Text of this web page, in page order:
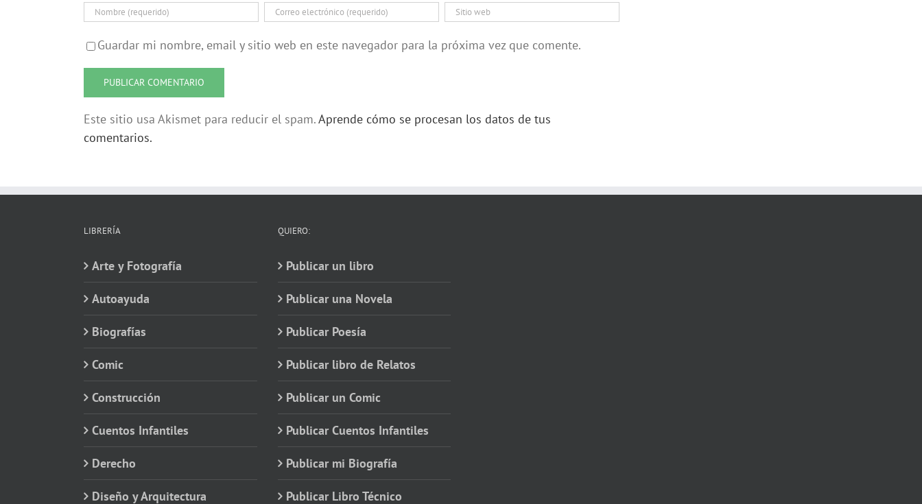
Guardar mi nombre, email y sitio web en este navegador para la próxima vez que comente.
Este sitio usa Akismet para reducir el spam.Aprende cómo se procesan los datos de tus
comentarios.
LIBRERÍA
Arte y Fotografía
Autoayuda
Biografías
Comic
Construcción
Cuentos Infantiles
Derecho
Diseño y Arquitectura
QUIERO:
Publicar un libro
Publicar una Novela
Publicar Poesía
Publicar libro de Relatos
Publicar un Comic
Publicar Cuentos Infantiles
Publicar mi Biografía
Publicar Libro Técnico